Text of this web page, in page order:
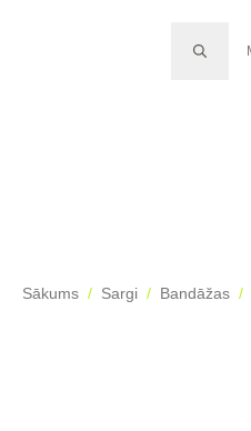
Sākums Sargi Bandāžas